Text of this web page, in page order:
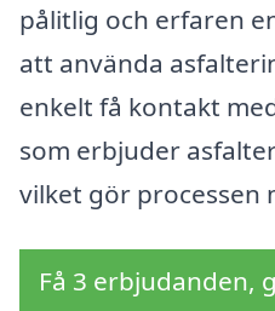
pålitlig och erfaren
att använda
enkelt få kontakt
som erbjuder
vilket gör processen
Få 3 erbjudanden,